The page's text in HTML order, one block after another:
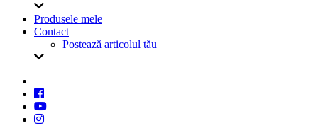
Produsele mele
Contact
Postează articolul tău